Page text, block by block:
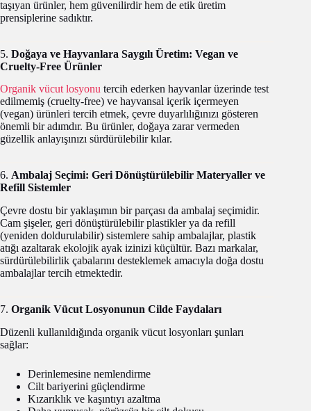
taşıyan ürünler, hem güvenilirdir hem de etik üretim
prensiplerine sadıktır.
5. Doğaya ve Hayvanlara Saygılı Üretim: Vegan ve
Cruelty-Free Ürünler
Organik vücut losyonu tercih ederken hayvanlar üzerinde test
edilmemiş (cruelty-free) ve hayvansal içerik içermeyen
(vegan) ürünleri tercih etmek, çevre duyarlılığınızı gösteren
önemli bir adımdır. Bu ürünler, doğaya zarar vermeden
güzellik anlayışınızı sürdürülebilir kılar.
6. Ambalaj Seçimi: Geri Dönüştürülebilir Materyaller ve
Refill Sistemler
Çevre dostu bir yaklaşımın bir parçası da ambalaj seçimidir.
Cam şişeler, geri dönüştürülebilir plastikler ya da refill
(yeniden doldurulabilir) sistemlere sahip ambalajlar, plastik
atığı azaltarak ekolojik ayak izinizi küçültür. Bazı markalar,
sürdürülebilirlik çabalarını desteklemek amacıyla doğa dostu
ambalajlar tercih etmektedir.
7. Organik Vücut Losyonunun Cilde Faydaları
Düzenli kullanıldığında organik vücut losyonları şunları
sağlar:
Derinlemesine nemlendirme
Cilt bariyerini güçlendirme
Kızarıklık ve kaşıntıyı azaltma